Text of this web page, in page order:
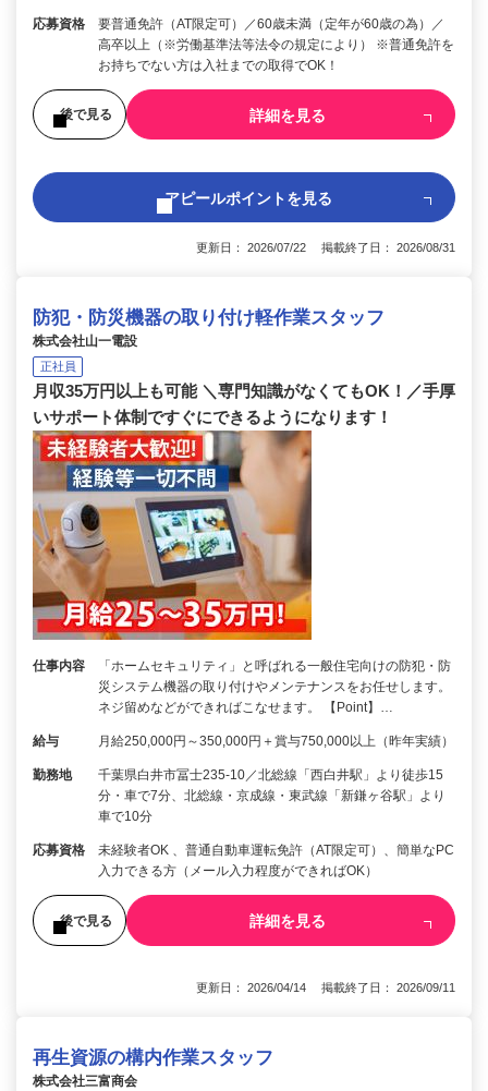
応募資格
要普通免許（AT限定可）／60歳未満（定年が60歳の為）／
高卒以上（※労働基準法等法令の規定により） ※普通免許を
お持ちでない方は入社までの取得でOK！
後で見る 詳細を見る
アピールポイントを見る
更新日： 2026/07/22 掲載終了日： 2026/08/31
防犯・防災機器の取り付け軽作業スタッフ
株式会社山一電設
正社員
月収35万円以上も可能 ＼専門知識がなくてもOK！／手厚
いサポート体制ですぐにできるようになります！
仕事内容
「ホームセキュリティ」と呼ばれる一般住宅向けの防犯・防
災システム機器の取り付けやメンテナンスをお任せします。
ネジ留めなどができればこなせます。 【Point】…
給与 月給250,000円～350,000円＋賞与750,000以上（昨年実績）
勤務地
千葉県白井市冨士235-10／北総線「西白井駅」より徒歩15
分・車で7分、北総線・京成線・東武線「新鎌ヶ谷駅」より
車で10分
応募資格
未経験者OK 、普通自動車運転免許（AT限定可）、簡単なPC
入力できる方（メール入力程度ができればOK）
後で見る 詳細を見る
更新日： 2026/04/14 掲載終了日： 2026/09/11
再生資源の構内作業スタッフ
株式会社三富商会